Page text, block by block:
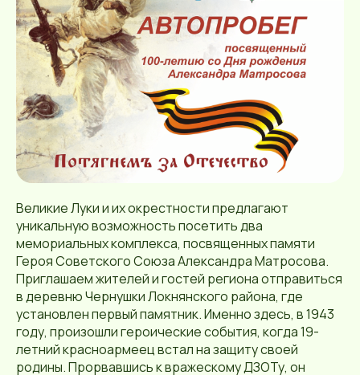
Великие Луки и их окрестности предлагают
уникальную возможность посетить два
мемориальных комплекса, посвященных памяти
Героя Советского Союза Александра Матросова.
Приглашаем жителей и гостей региона отправиться
в деревню Чернушки Локнянского района, где
установлен первый памятник. Именно здесь, в 1943
году, произошли героические события, когда 19-
летний красноармеец встал на защиту своей
родины. Прорвавшись к вражескому ДЗОТу, он